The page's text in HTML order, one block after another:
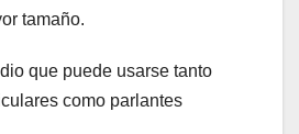
tamaño.
que puede usarse tanto
como parlantes